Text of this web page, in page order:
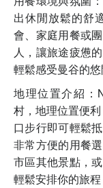
出休閒放鬆的舒
會、家庭用餐或
人，讓旅途疲憊
輕鬆感受曼谷的悠
地理位置介紹：
村，地理位置便
口步行即可輕鬆
非常方便的用餐
市區其他景點，
輕鬆安排你的旅程